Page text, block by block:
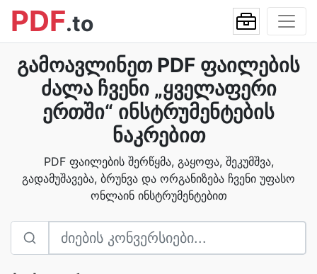
PDF.to
გამოავლინეთ PDF ფაილების
ძალა ჩვენი „ყველაფერი
ერთში“ ინსტრუმენტების
ნაკრებით
PDF ფაილების შერწყმა, გაყოფა, შეკუმშვა,
გადამუშავება, ბრუნვა და ორგანიზება ჩვენი უფასო
ონლაინ ინსტრუმენტებით